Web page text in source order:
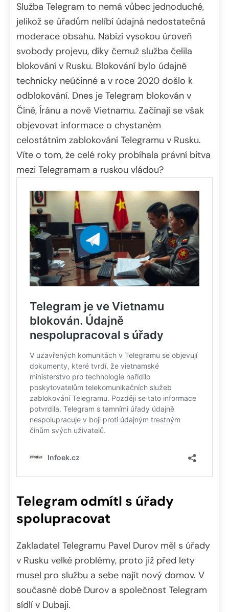
Služba Telegram to nemá vůbec jednoduché,
jelikož se úřadům nelíbí údajná nedostatečná
moderace obsahu. Nabízí vysokou úroveň
svobody projevu, díky čemuž služba čelila
blokování v Rusku. Blokování bylo údajně
technicky neúčinné a v roce 2020 došlo k
odblokování. Dnes je Telegram blokován v
Číně, Íránu a nově Vietnamu. Začínají se však
objevovat informace o chystaném
celostátním zablokování Telegramu v Rusku.
Víte o tom, že celé roky probíhala právní bitva
mezi Telegramam a ruskou vládou?
Telegram odmítl s úřady
spolupracovat
Zakladatel Telegramu Pavel Durov měl s úřady
v Rusku velké problémy, proto již před lety
musel pro službu a sebe najít nový domov. V
současné době Durov a společnost Telegram
sídlí v Dubaji.